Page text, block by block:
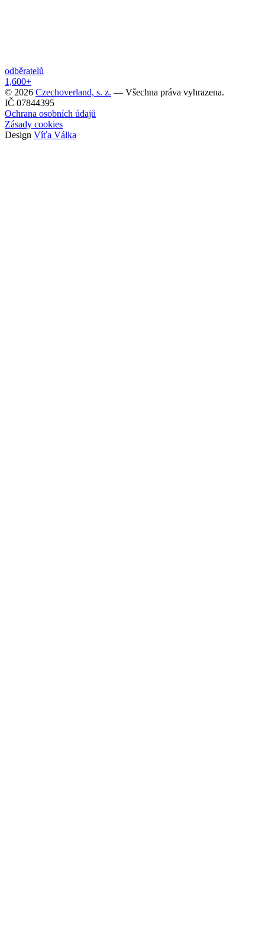
odběratelů
1,600+
© 2026 Czechoverland, s. z. — Všechna práva vyhrazena.
IČ 07844395
Ochrana osobních údajů
Zásady cookies
Design Víťa Válka